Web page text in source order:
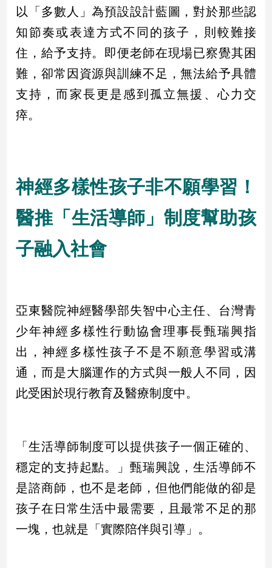
康/
子/
感
情
藝
術
文
推
薦
科
技/
遊
戲
物
Pet
影
音
專
合
作
媒
體
以「多數人」為預設設計藍圖，對於那些認
知節奏或表達方式不同的孩子，則較難接
住，給予支持。即便老師在現場已察覺其困
難，卻常因資源與訓練不足，無法給予具體
支持，而家長更是感到孤立無援、心力交
瘁。
神經多樣性孩子非不願學習！
醫推「生活導師」制度幫助孩
子融入社會
亞東醫院神經醫學部失智中心主任、台灣青
少年神經多樣性行動協會理事長甄瑞興指
出，神經多樣性孩子不是不願意學習或溝
通，而是大腦運作的方式與一般人不同，因
此受困於現行教育及醫療制度中。
「生活導師制度可以提供孩子一個正確的、
穩定的支持起點。」甄瑞興說，生活導師不
是諮商師，也不是老師，但他們能做的卻是
孩子在日常生活中最需要，且最常不足的那
一塊，也就是「實際陪伴與引導」。